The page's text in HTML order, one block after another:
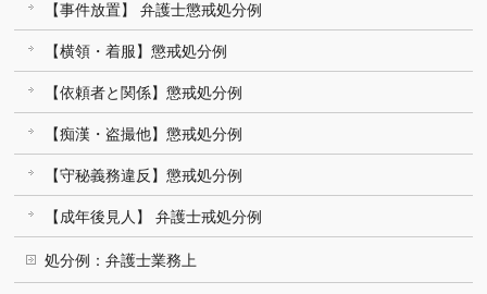
【事件放置】 弁護士懲戒処分例
【横領・着服】懲戒処分例
【依頼者と関係】懲戒処分例
【痴漢・盗撮他】懲戒処分例
【守秘義務違反】懲戒処分例
【成年後見人】 弁護士戒処分例
処分例：弁護士業務上